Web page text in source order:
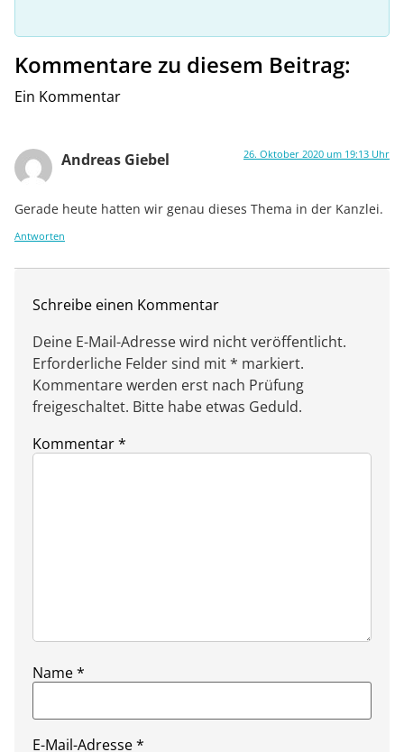
Kommentare zu diesem Beitrag:
Ein Kommentar
Andreas Giebel 26. Oktober 2020 um 19:13 Uhr
Gerade heute hatten wir genau dieses Thema in der Kanzlei.
Antworten
Schreibe einen Kommentar
Deine E-Mail-Adresse wird nicht veröffentlicht.
Erforderliche Felder sind mit * markiert.
Kommentare werden erst nach Prüfung
freigeschaltet. Bitte habe etwas Geduld.
Kommentar*
Name*
E-Mail-Adresse*